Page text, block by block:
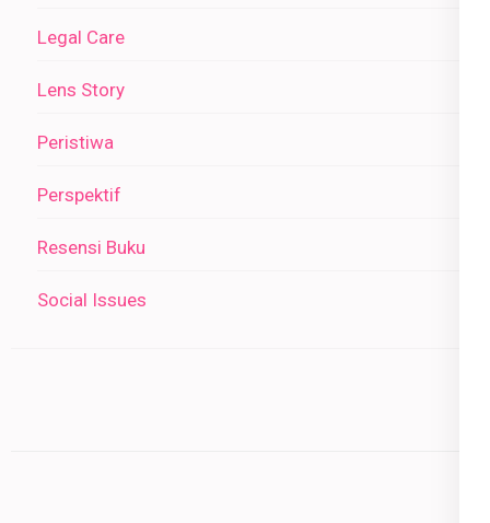
Legal Care
Lens Story
Peristiwa
Perspektif
Resensi Buku
Social Issues